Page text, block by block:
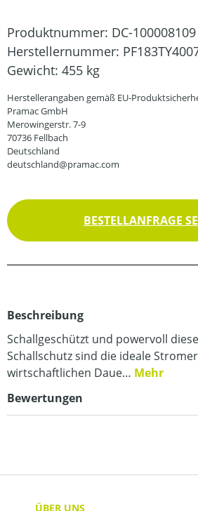
Produktnummer: DC-100008109
Herstellernummer:
Gewicht: 455 kg
Herstellerangaben gemäß EU-
Pramac GmbH
Merowingerstr. 7-9
70736 Fellbach
Deutschland
deutschland@pramac.com
BESTELLANFRAGE
Beschreibung
Schallgeschützt und powervoll
Schallschutz sind die ideale
wirtschaftlichen Daue… Mehr
Bewertungen
ÜBER UNS